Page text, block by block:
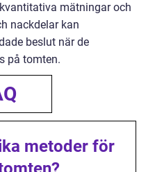
mätningar och
nackdelar kan
beslut när de
på tomten.
metoder för